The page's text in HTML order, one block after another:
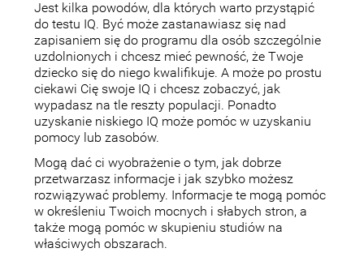
Jest kilka powodów, dla których warto przystąpić
do testu IQ. Być może zastanawiasz się nad
zapisaniem się do programu dla osób szczególnie
uzdolnionych i chcesz mieć pewność, że Twoje
dziecko się do niego kwalifikuje. A może po prostu
ciekawi Cię swoje IQ i chcesz zobaczyć, jak
wypadasz na tle reszty populacji. Ponadto
uzyskanie niskiego IQ może pomóc w uzyskaniu
pomocy lub zasobów.
Mogą dać ci wyobrażenie o tym, jak dobrze
przetwarzasz informacje i jak szybko możesz
rozwiązywać problemy. Informacje te mogą pomóc
w określeniu Twoich mocnych i słabych stron, a
także mogą pomóc w skupieniu studiów na
właściwych obszarach.